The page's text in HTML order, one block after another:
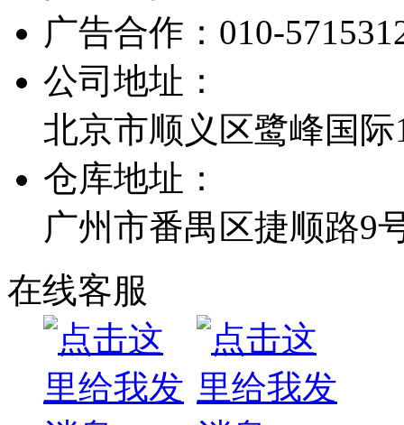
广告合作： 010-
公司地址：
北京市顺义区鹭峰国际
仓库地址：
广州市番禺区捷顺路9
在线客服